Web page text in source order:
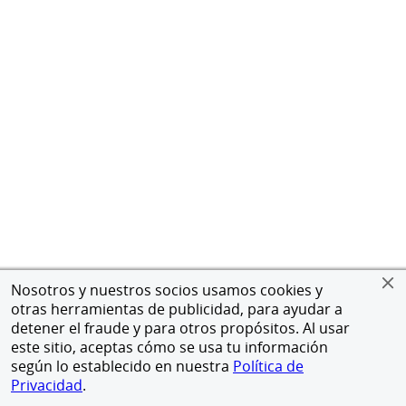
Nosotros y nuestros socios usamos cookies y
otras herramientas de publicidad, para ayudar a
detener el fraude y para otros propósitos. Al usar
este sitio, aceptas cómo se usa tu información
según lo establecido en nuestra Política de
Privacidad.